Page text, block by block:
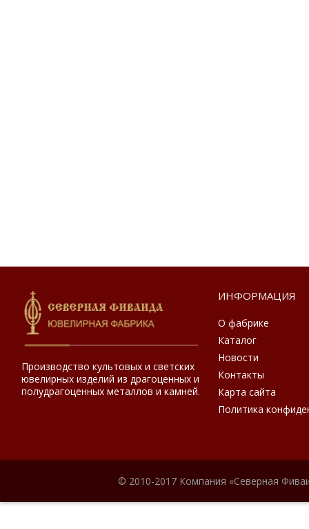
Производство культовых и светских
ювелирных изделий из драгоценных и
полудрагоценных металлов и камней.
ИНФОРМАЦИЯ
О фабрике
Каталог
Новости
Контакты
Карта сайта
Политика
© 2010-2017 Компания «Северная